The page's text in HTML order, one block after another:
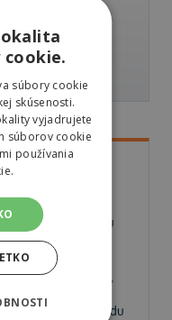
a komfortnú
výberletných,
od popredných
osobné autá, SUV,
spoľahlivé
si bezpečnú jazdu
cookie.
súbory cookie
skúsenosti.
vyjadrujete
súborov cookie
používania